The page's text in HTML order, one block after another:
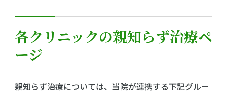
各クリニックの親知らず治療ペ
ージ
親知らず治療については、当院が連携する下記グルー